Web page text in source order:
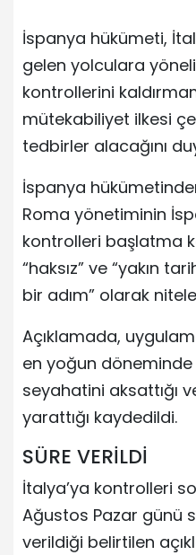
İspanya hükümeti,
gelen yolculara
kontrollerini
mütekabiliyet ilkesi
tedbirler alacağını
İspanya
Roma yönetiminin
kontrolleri başlatma
“haksız” ve “yakın
bir adım” olarak
Açıklamada,
en yoğun
seyahatini aksattığı
yarattığı kaydedildi.
SÜRE VERİLDİ
İtalya’ya kontrolleri
Ağustos Pazar günü
verildiği belirtilen